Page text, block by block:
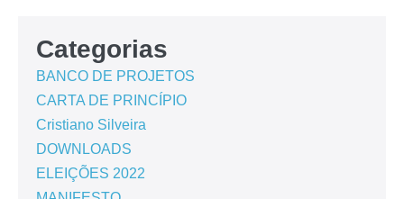
Categorias
BANCO DE PROJETOS
CARTA DE PRINCÍPIO
Cristiano Silveira
DOWNLOADS
ELEIÇÕES 2022